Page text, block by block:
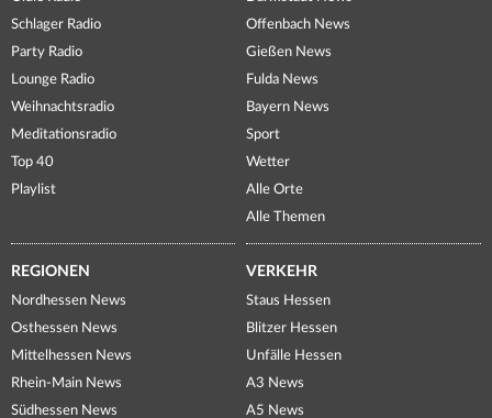
Schlager Radio
Party Radio
Lounge Radio
Weihnachtsradio
Meditationsradio
Top 40
Playlist
Offenbach News
Gießen News
Fulda News
Bayern News
Sport
Wetter
Alle Orte
Alle Themen
REGIONEN
Nordhessen News
Osthessen News
Mittelhessen News
Rhein-Main News
Südhessen News
VERKEHR
Staus Hessen
Blitzer Hessen
Unfälle Hessen
A3 News
A5 News